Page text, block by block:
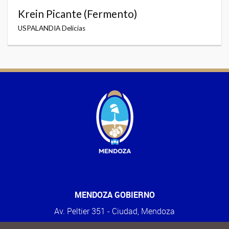
Krein Picante (Fermento)
USPALANDIA Delicias
MENDOZA GOBIERNO
Av. Peltier 351 - Ciudad, Mendoza